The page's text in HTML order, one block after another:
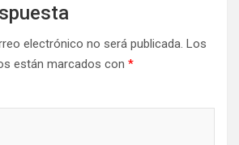
electrónico no será publicada. Los
están marcados con *